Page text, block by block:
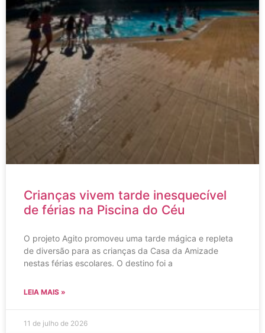
Crianças vivem tarde inesquecível
de férias na Piscina do Céu
O projeto Agito promoveu uma tarde mágica e repleta
de diversão para as crianças da Casa da Amizade
nestas férias escolares. O destino foi a
LEIA MAIS »
11 de julho de 2026